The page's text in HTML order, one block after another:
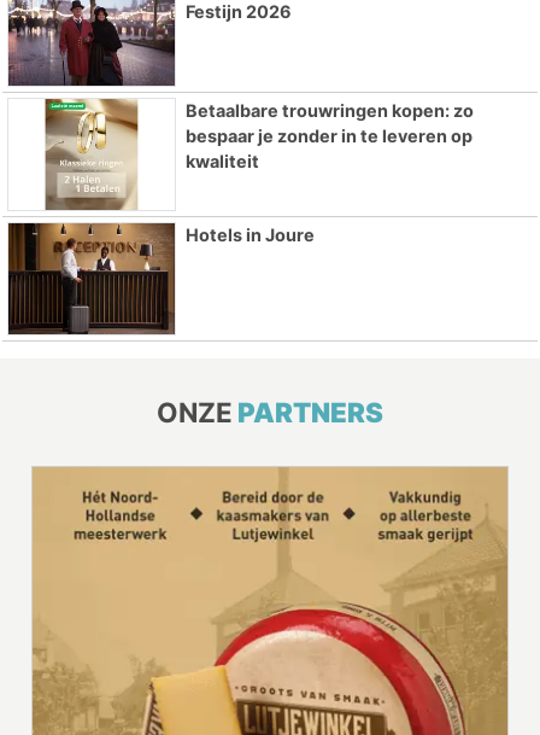
Festijn 2026
Betaalbare trouwringen kopen: zo
bespaar je zonder in te leveren op
kwaliteit
Hotels in Joure
ONZE PARTNERS